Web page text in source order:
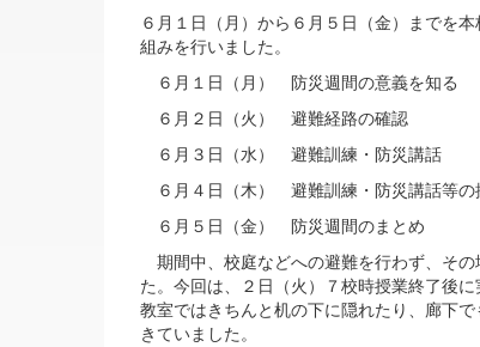
６月１日（月）から６月５日（金）までを
組みを行いました。
６月１日（月） 防災週間の意義を知る
６月２日（火） 避難経路の確認
６月３日（水） 避難訓練・防災講話
６月４日（木） 避難訓練・防災講話等の
６月５日（金） 防災週間のまとめ
期間中、校庭などへの避難を行わず、そ
た。今回は、２日（火）７校時授業終了後
教室ではきちんと机の下に隠れたり、廊下
きていました。